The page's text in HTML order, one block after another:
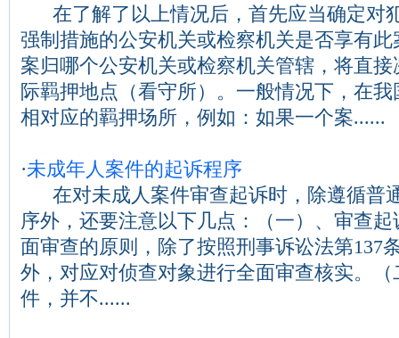
在了解了以上情况后，首先应当确定对
强制措施的公安机关或检察机关是否享有
案归哪个公安机关或检察机关管辖，将直
际羁押地点（看守所）。一般情况下，在
相对应的羁押场所，例如：如果一个案......
·未成年人案件的起诉程序
在对未成人案件审查起诉时，除遵循普
序外，还要注意以下几点：（一）、审查
面审查的原则，除了按照刑事诉讼法第137
外，对应对侦查对象进行全面审查核实。
件，并不......